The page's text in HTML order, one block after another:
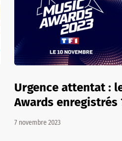
Urgence attentat :
Awards enregistrés
7 novembre 2023